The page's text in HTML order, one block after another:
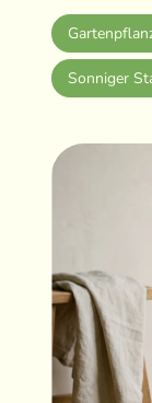
Sonniger